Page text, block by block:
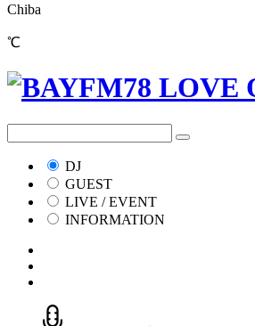
Chiba
℃
DJ
GUEST
LIVE / EVENT
INFORMATION